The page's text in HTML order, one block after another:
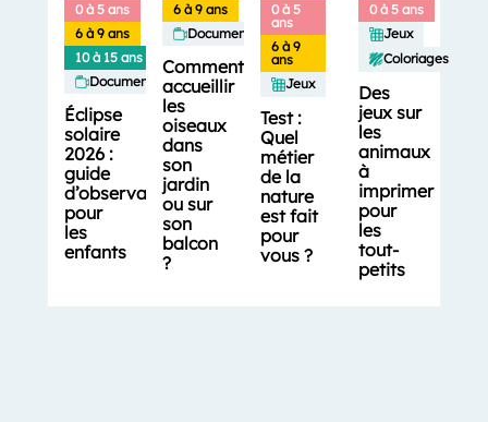
0 à 5 ans
6 à 9 ans
10 à 15 ans
Documentaires
Éclipse
solaire
2026 :
guide
d’observation
pour
les
enfants
6 à 9 ans
Documentaires
Comment
accueillir
les
oiseaux
dans
son
jardin
ou sur
son
balcon
?
0 à 5
ans
6 à 9
ans
Jeux
Test :
Quel
métier
de la
nature
est fait
pour
vous ?
0 à 5 ans
Jeux
Coloriages
Des
jeux sur
les
animaux
à
imprimer
pour
les
tout-
petits